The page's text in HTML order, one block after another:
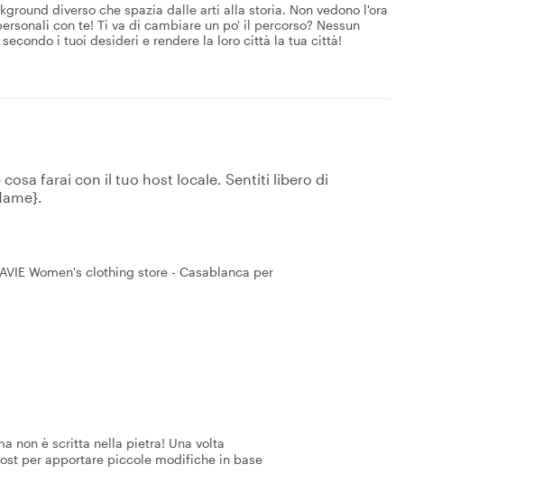
diverso che spazia dalle arti alla storia. Non vedono l'ora
con te! Ti va di cambiare un po' il percorso? Nessun
i tuoi desideri e rendere la loro città la tua città!
farai con il tuo host locale. Sentiti libero di
Women's clothing store - Casablanca per
non è scritta nella pietra! Una volta
per apportare piccole modifiche in base